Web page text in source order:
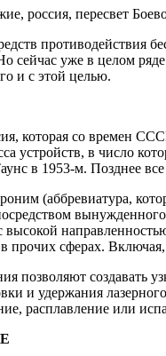
противодействия
сейчас уже в целом
и с этой целью.
которая со времен
устройств, в число
в 1953-м. Позднее
(аббревиатура,
высокой
сферах.
позволяют
и удержания
расплавление или